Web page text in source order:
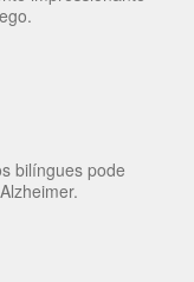
bilíngues pode